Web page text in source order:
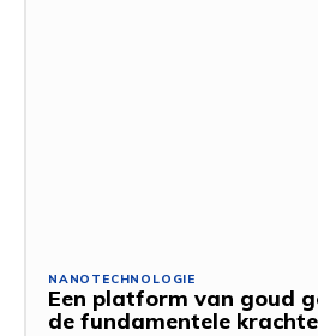
NANOTECHNOLOGIE
Een platform van goud
de fundamentele